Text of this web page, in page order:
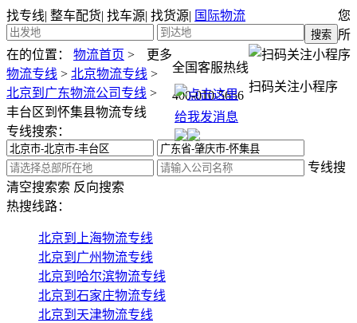
找专线| 整车配货| 找车源| 找货源| 国际物流
全国客服热线
400-010-5656
扫码关注小程序
更多
您
所
在的位置：
物流首页 >
物流专线 > 北京物流专线 >
北京到广东物流公司专线 >
丰台区到怀集县物流专线
专线搜索：
专线搜
索 反向搜索
清空搜索
热搜线路：
北京到上海物流专线
北京到广州物流专线
北京到哈尔滨物流专线
北京到石家庄物流专线
北京到天津物流专线